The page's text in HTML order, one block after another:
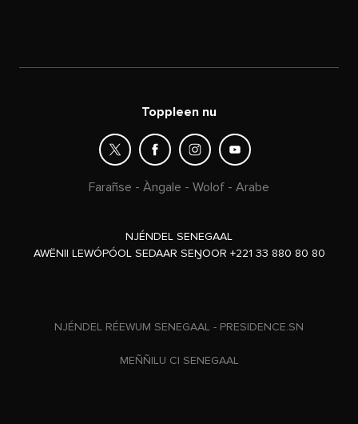
Toppleen nu
Farañse - Àngale - Wolof - Arabe
NJÉNDEL SENEGAAL
AWËNII LEWÓPÓOL SEDAAR SEŊOOR +221 33 880 80 80
NJÉNDEL RÉEWUM SENEGAAL - PRESIDENCE.SN
MEÑÑILU CI SENEGAAL